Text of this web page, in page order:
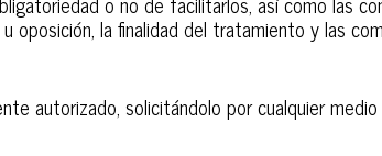
oposición, la finalidad del tratamiento y las
autorizado, solicitándolo por cualquier